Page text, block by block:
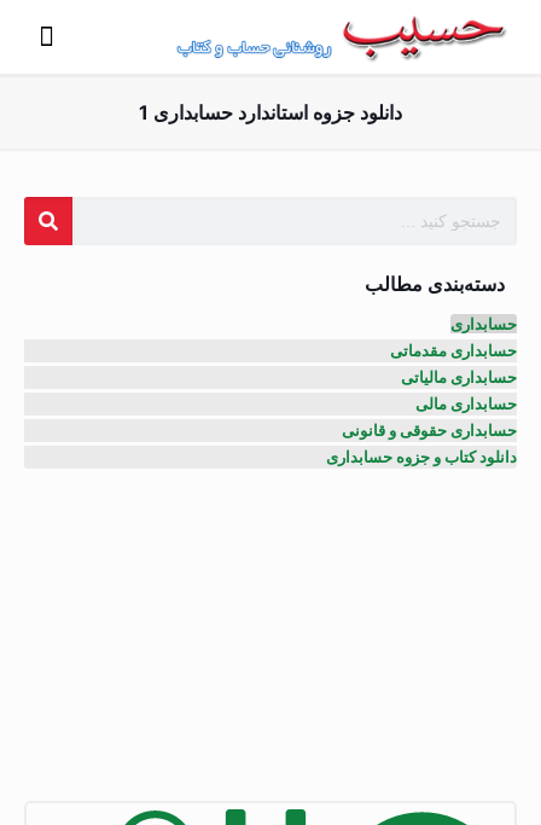
دانلود جزوه استاندارد حسابداری 1
دسته‌بندی مطالب
حسابداری
حسابداری مقدماتی
حسابداری مالیاتی
حسابداری مالی
حسابداری حقوقی و قانونی
دانلود کتاب و جزوه حسابداری